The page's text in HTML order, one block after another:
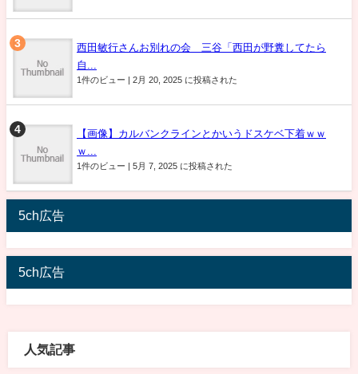
西田敏行さんお別れの会 三谷「西田が野糞してたら
自...
1件のビュー | 2月 20, 2025 に投稿された
【画像】カルバンクラインとかいうドスケベ下着ｗｗ
ｗ...
1件のビュー | 5月 7, 2025 に投稿された
5ch広告
5ch広告
人気記事